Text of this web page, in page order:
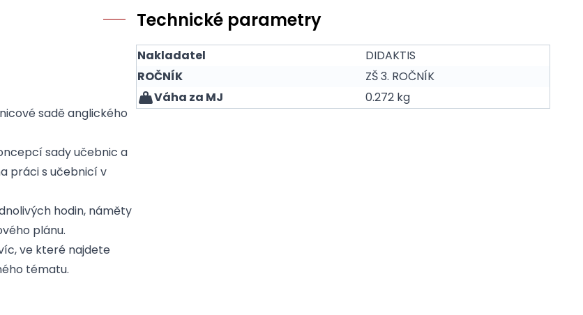
sadě anglického
sady učebnic a
práci s učebnicí v
hodin, náměty
plánu.
ve které najdete
tématu.
Technické parametry
Nakladatel
DIDAKTIS
ROČNÍK
ZŠ 3. ROČNÍK
Váha za MJ
0.272 kg